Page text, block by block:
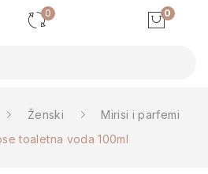
0 0
Ženski
Mirisi i parfemi
toaletna voda 100ml